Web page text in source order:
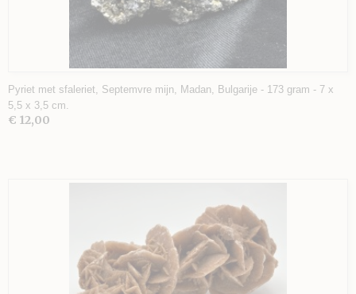
Pyriet met sfaleriet, Septemvre mijn, Madan, Bulgarije - 173 gram - 7 x
5,5 x 3,5 cm.
€ 12,00